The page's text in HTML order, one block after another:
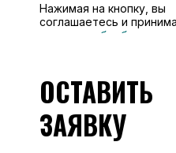
Нажимая на кнопку, вы
соглашаетесь и
политику обработки
ОСТАВИТЬ
ЗАЯВКУ